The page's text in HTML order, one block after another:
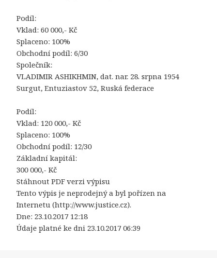
Podíl:
Vklad: 60 000,- Kč
Splaceno: 100%
Obchodní podíl: 6/30
Společník:
VLADIMIR ASHIKHMIN, dat. nar. 28. srpna 1954
Surgut, Entuziastov 52, Ruská federace
Podíl:
Vklad: 120 000,- Kč
Splaceno: 100%
Obchodní podíl: 12/30
Základní kapitál:
300 000,- Kč
Stáhnout PDF verzi výpisu
Tento výpis je neprodejný a byl pořízen na
Internetu (http://www.justice.cz).
Dne: 23.10.2017 12:18
Údaje platné ke dni 23.10.2017 06:39